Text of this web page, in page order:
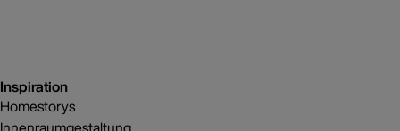
Inspiration
Homestorys